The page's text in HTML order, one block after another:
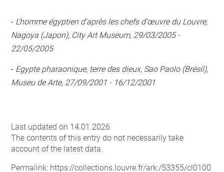
- L'homme égyptien d'après les chefs d'œuvre du Louvre,
Nagoya (Japon), City Art Museum, 29/03/2005 -
22/05/2005
- Egypte pharaonique, terre des dieux, Sao Paolo (Brésil),
Museu de Arte, 27/09/2001 - 16/12/2001
Last updated on 14.01.2026
The contents of this entry do not necessarily take
account of the latest data.
Permalink: https://collections.louvre.fr/ark:/53355/cl0100